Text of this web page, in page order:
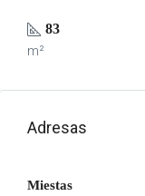
83
m²
Adresas
Miestas